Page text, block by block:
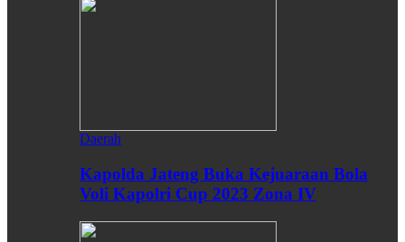
Daerah
Kapolda Jateng Buka Kejuaraan Bola
Voli Kapolri Cup 2023 Zona IV